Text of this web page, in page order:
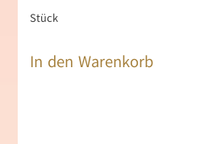
Stück
In den Warenkorb